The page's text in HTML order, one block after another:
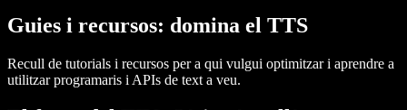
Guies i recursos: domina el TTS
Recull de tutorials i recursos per a qui vulgui optimitzar i aprendre a
utilitzar programaris i APIs de text a veu.